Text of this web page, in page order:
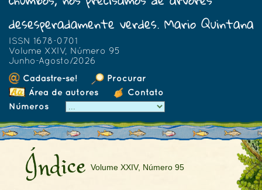
desesperadamente verdes. Mario Quintana
ISSN 1678-0701
Volume XXIV, Número 95
Junho-Agosto/2026
Cadastre-se!
Procurar
Área de autores
Contato
Números
Índice Volume XXIV, Número 95